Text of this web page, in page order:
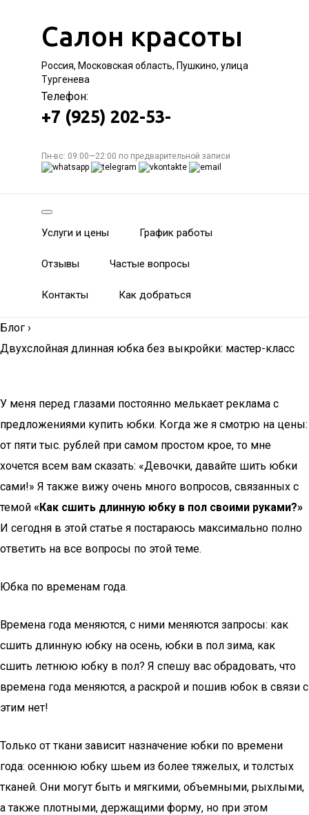
Салон красоты
Россия, Московская область, Пушкино, улица
Тургенева
Телефон:
+7 (925) 202-53-
Пн-вс: 09:00—22:00 по предварительной записи
Услуги и цены График работы
Отзывы Частые вопросы
Контакты Как добраться
Блог ›
Двухслойная длинная юбка без выкройки: мастер-класс
У меня перед глазами постоянно мелькает реклама с
предложениями купить юбки. Когда же я смотрю на цены:
от пяти тыс. рублей при самом простом крое, то мне
хочется всем вам сказать: «Девочки, давайте шить юбки
сами!» Я также вижу очень много вопросов, связанных с
темой «Как сшить длинную юбку в пол своими руками?»
И сегодня в этой статье я постараюсь максимально полно
ответить на все вопросы по этой теме.
Юбка по временам года.
Времена года меняются, с ними меняются запросы: как
сшить длинную юбку на осень, юбки в пол зима, как
сшить летнюю юбку в пол? Я спешу вас обрадовать, что
времена года меняются, а раскрой и пошив юбок в связи с
этим нет!
Только от ткани зависит назначение юбки по времени
года: осеннюю юбку шьем из более тяжелых, и толстых
тканей. Они могут быть и мягкими, объемными, рыхлыми,
а также плотными, держащими форму, но при этом